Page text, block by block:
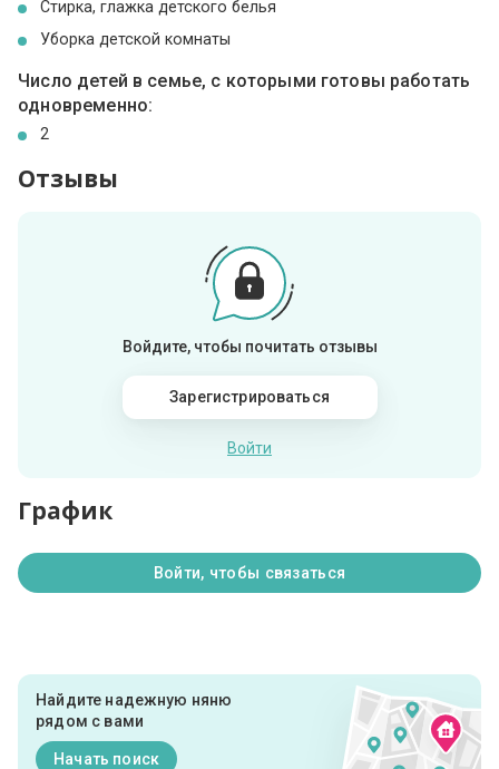
Стирка, глажка детского белья
Уборка детской комнаты
Число детей в семье, с которыми готовы работать
одновременно:
2
Отзывы
Войдите, чтобы почитать отзывы
Зарегистрироваться
Войти
График
Войти, чтобы связаться
Найдите надежную няню
рядом с вами
Начать поиск